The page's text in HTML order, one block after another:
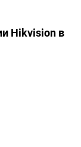
Hikvision в